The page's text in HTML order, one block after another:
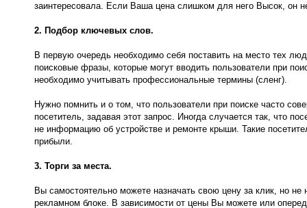
заинтересовала. Если Ваша цена слишком для него Высок, он
2. Подбор ключевых слов.
В первую очередь необходимо себя поставить на место тех
поисковые фразы, которые могут вводить пользователи при
необходимо учитывать профессиональные термины (сленг).
Нужно помнить и о том, что пользователи при поиске часто
посетитель, задавая этот запрос. Иногда случается так, что
не информацию об устройстве и ремонте крыши. Такие
прибыли.
3. Торги за места.
Вы самостоятельно можете назначать свою цену за клик, но
рекламном блоке. В зависимости от цены Вы можете или